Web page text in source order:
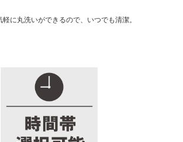
に丸洗いができるので、いつでも清潔。